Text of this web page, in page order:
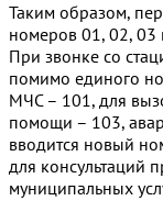
Таким образом,
номеров 01, 02, 03
При звонке со
помимо единого
МЧС – 101, для
помощи – 103,
вводится новый
для консультаций
муниципальных